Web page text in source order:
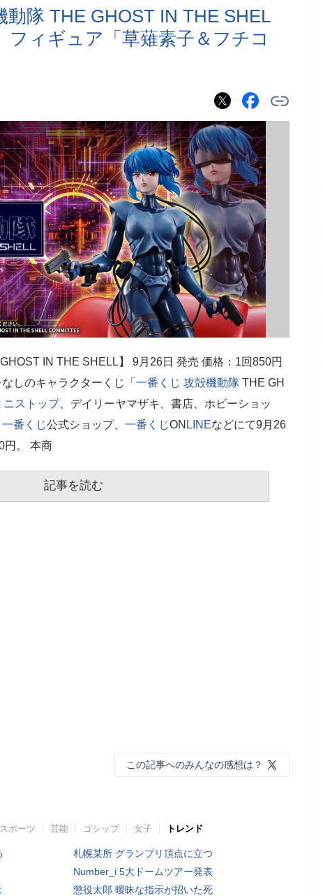
動隊 THE GHOST IN THE SHEL
フィギュア「草薙素子＆フチコ
IN THE SHELL】 9月26日 発売 価格：1回850円
しのキャラクターくじ「 一番くじ 攻殻機動隊 THE GH
ニストップ、デイリーヤマザキ、書店、ホビーショッ
一番くじ公式ショップ、 一番くじON LINEなどにて9月26
円。 本商
記事を読む
この記事へのみんなの感想は？
スポーツ 芸能 ゴシップ 女子 トレンド
札幌某所 グランプリ頂点に立つ
Number_i 5大ドームツアー発表
懲役太郎 曖昧な指示が招いた死